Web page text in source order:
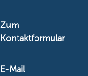
Zum
Kontaktformular
E-Mail